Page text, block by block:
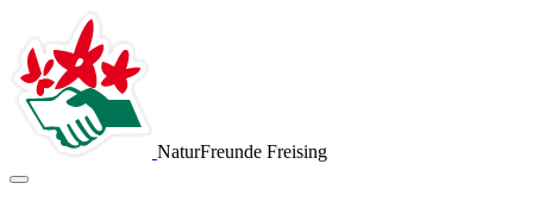
NaturFreunde Freising